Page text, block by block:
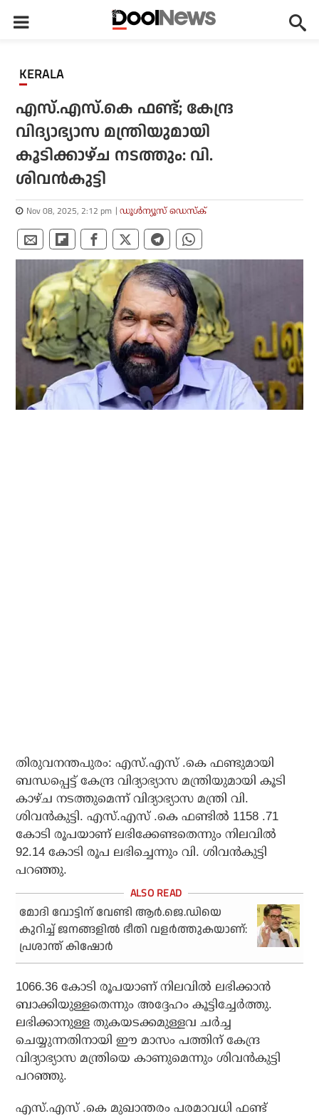
KERALA
എസ്.എസ്.കെ ഫണ്ട്; കേന്ദ്ര
വിദ്യാഭ്യാസ മന്ത്രിയുമായി
കൂടിക്കാഴ്ച നടത്തും: വി.
ശിവൻകുട്ടി
Nov 08, 2025, 2:12 pm ഡൂള്‍ന്യൂസ് ഡെസ്‌ക്
തിരുവനന്തപുരം: എസ്.എസ് .കെ ഫണ്ടുമായി
ബന്ധപ്പെട്ട് കേന്ദ്ര വിദ്യാഭ്യാസ മന്ത്രിയുമായി കൂടി
കാഴ്ച നടത്തുമെന്ന് വിദ്യാഭ്യാസ മന്ത്രി വി.
ശിവൻകുട്ടി. എസ്.എസ് .കെ ഫണ്ടിൽ 1158 .71
കോടി രൂപയാണ് ലഭിക്കേണ്ടതെന്നും നിലവിൽ
92.14 കോടി രൂപ ലഭിച്ചെന്നും വി. ശിവൻകുട്ടി
പറഞ്ഞു.
മോദി വോട്ടിന് വേണ്ടി ആര്‍.ജെ.ഡിയെ
കുറിച്ച് ജനങ്ങളില്‍ ഭീതി വളര്‍ത്തുകയാണ്:
പ്രശാന്ത് കിഷോര്‍
1066.36 കോടി രൂപയാണ് നിലവിൽ ലഭിക്കാൻ
ബാക്കിയുള്ളതെന്നും അദ്ദേഹം കൂട്ടിച്ചേർത്തു.
ലഭിക്കാനുള്ള തുകയടക്കമുള്ളവ ചർച്ച
ചെയ്യുന്നതിനായി ഈ മാസം പത്തിന് കേന്ദ്ര
വിദ്യാഭ്യാസ മന്ത്രിയെ കാണുമെന്നും ശിവൻകുട്ടി
പറഞ്ഞു.
എസ്.എസ് .കെ മുഖാന്തരം പരമാവധി ഫണ്ട്